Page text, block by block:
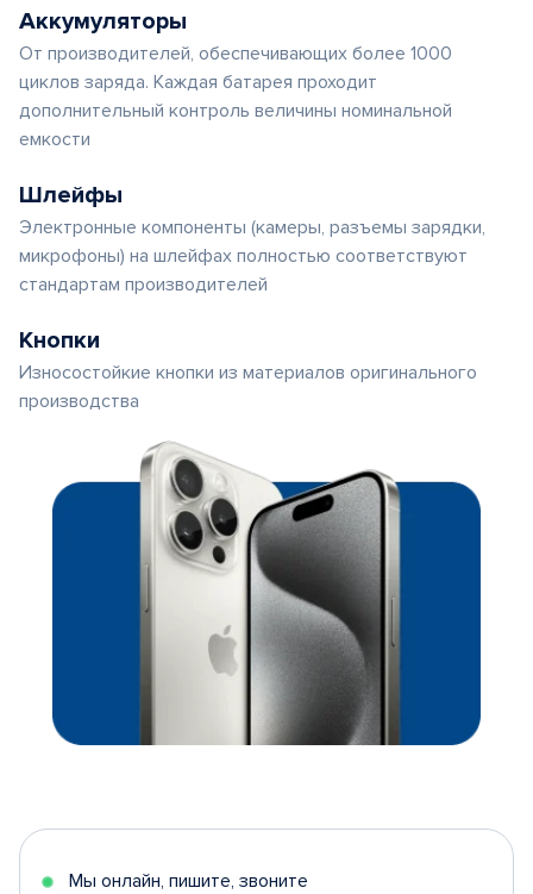
Аккумуляторы
От производителей, обеспечивающих более 1000
циклов заряда. Каждая батарея проходит
дополнительный контроль величины номинальной
емкости
Шлейфы
Электронные компоненты (камеры, разъемы зарядки,
микрофоны) на шлейфах полностью соответствуют
стандартам производителей
Кнопки
Износостойкие кнопки из материалов оригинального
производства
Мы онлайн, пишите, звоните